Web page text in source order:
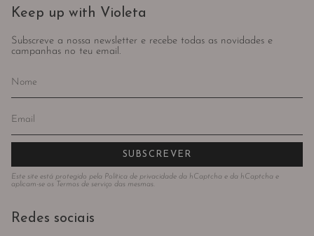
Keep up with Violeta
Subscreve a nossa newsletter e recebe todas as novidades e
campanhas no teu email.
SUBSCREVER
Este site está protegido pela Política de privacidade da hCaptcha e da hCaptcha e
aplicam-se os Termos de serviço das mesmas.
Redes sociais